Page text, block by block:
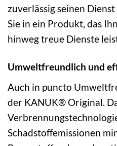
zuverlässig seinen
Sie in ein Produkt, das
hinweg treue Dienste
Umweltfreundlich und
Auch in puncto
der KANUK® Original.
Schadstoffemissionen